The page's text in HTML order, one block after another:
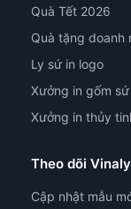
Quà Tết 2026
Quà tặng doanh
Ly sứ in logo
Xưởng in gốm sứ
Xưởng in thủy
Theo dõi Vinaly
Cập nhật mẫu